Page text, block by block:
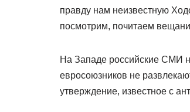
правду нам неизвестную
посмотрим, почитаем
На Западе российские СМИ
евросоюзников не
утверждение, известное с